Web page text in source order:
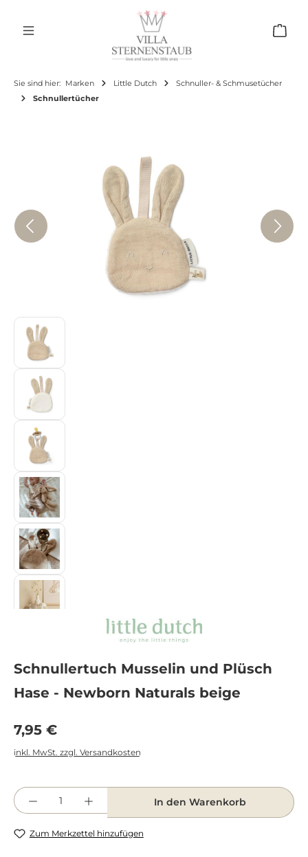
Sie sind hier: Marken Little Dutch
Schnuller- & Schmusetücher
Schnullertücher
Schnullertuch Musselin und Plüsch
Hase - Newborn Naturals beige
Regulärer Preis:
7,95 €
inkl. MwSt. zzgl. Versandkosten
Produkt Anzahl: Gib den gewünschten
In den Warenkorb
Zum Merkzettel hinzufügen